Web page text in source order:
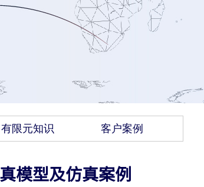
有限元知识 客户案例
模型及仿真案例